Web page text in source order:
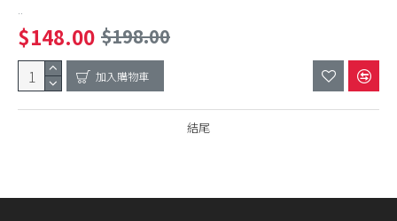
..
$148.00 $198.00
加入購物車
結尾